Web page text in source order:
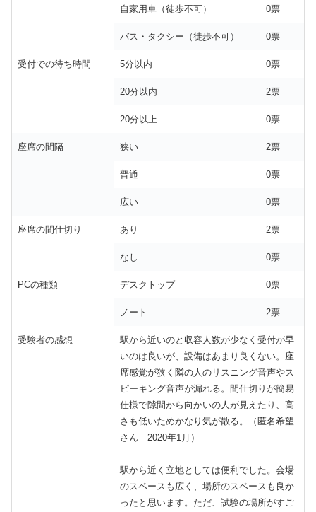
自家用車（徒歩不可） 0票
バス・タクシー（徒歩不可） 0票
受付での待ち時間 5分以内 0票
20分以内 2票
20分以上 0票
座席の間隔 狭い 2票
普通 0票
広い 0票
座席の間仕切り あり 2票
なし 0票
PCの種類 デスクトップ 0票
ノート 2票
受験者の感想
駅から近いのと収容人数が少なく受付が早
いのは良いが、設備はあまり良くない。座
席感覚が狭く隣の人のリスニング音声やス
ピーキング音声が漏れる。間仕切りが簡易
仕様で隙間から向かいの人が見えたり、高
さも低いためかなり気が散る。（匿名希望
さん 2020年1月）
駅から近く立地としては便利でした。会場
のスペースも広く、場所のスペースも良か
ったと思います。ただ、試験の場所がすご